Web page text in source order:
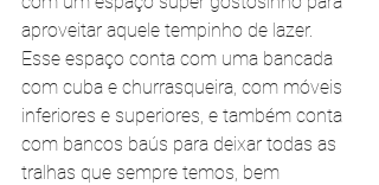
aproveitar aquele tempinho de lazer.
Esse espaço conta com uma bancada
com cuba e churrasqueira, com móveis
inferiores e superiores, e também conta
com bancos baús para deixar todas as
tralhas que sempre temos, bem